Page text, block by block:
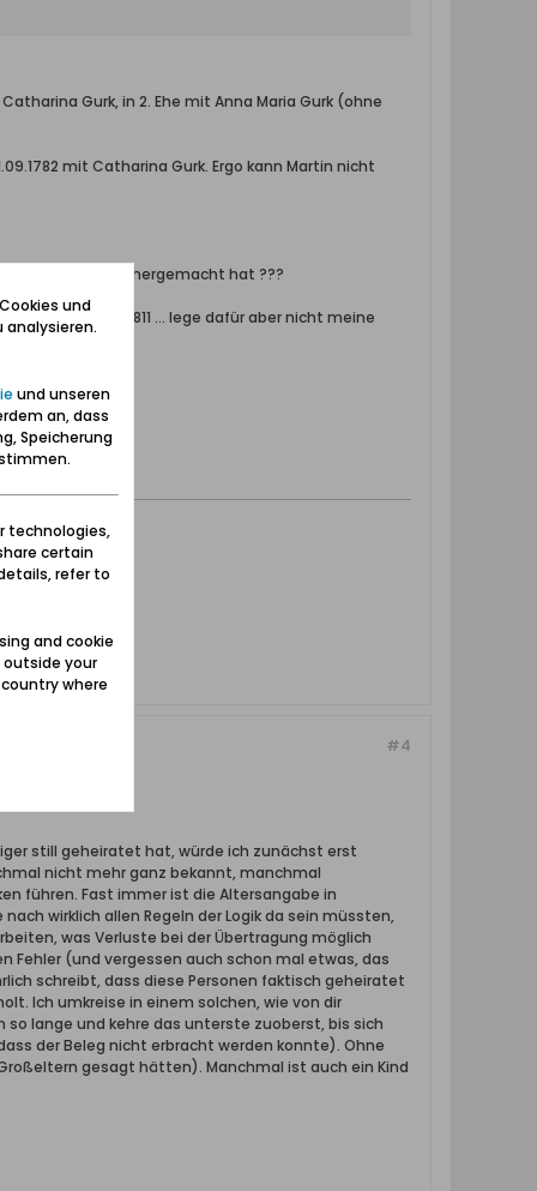
Gurk, in 2. Ehe mit Anna Maria Gurk (ohne
mit Catharina Gurk. Ergo kann Martin nicht
über eine Nicht hergemacht hat ???
von 1811 ... lege dafür aber nicht meine
Werder
#4
still geheiratet hat, würde ich zunächst erst
nicht mehr ganz bekannt, manchmal
führen. Fast immer ist die Altersangabe in
wirklich allen Regeln der Logik da sein müssten,
was Verluste bei der Übertragung möglich
Fehler (und vergessen auch schon mal etwas, das
schreibt, dass diese Personen faktisch geheiratet
Ich umkreise in einem solchen, wie von dir
so lange und kehre das unterste zuoberst, bis sich
der Beleg nicht erbracht werden konnte). Ohne
gesagt hätten). Manchmal ist auch ein Kind
und
und unseren
an, dass
Speicherung
technologies,
certain
refer to
and cookie
your
where